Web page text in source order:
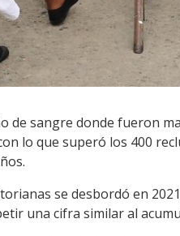
de sangre donde fueron
lo que superó los 400
se desbordó en
una cifra similar al